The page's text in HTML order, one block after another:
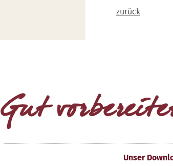
zurück
Gut
Unser